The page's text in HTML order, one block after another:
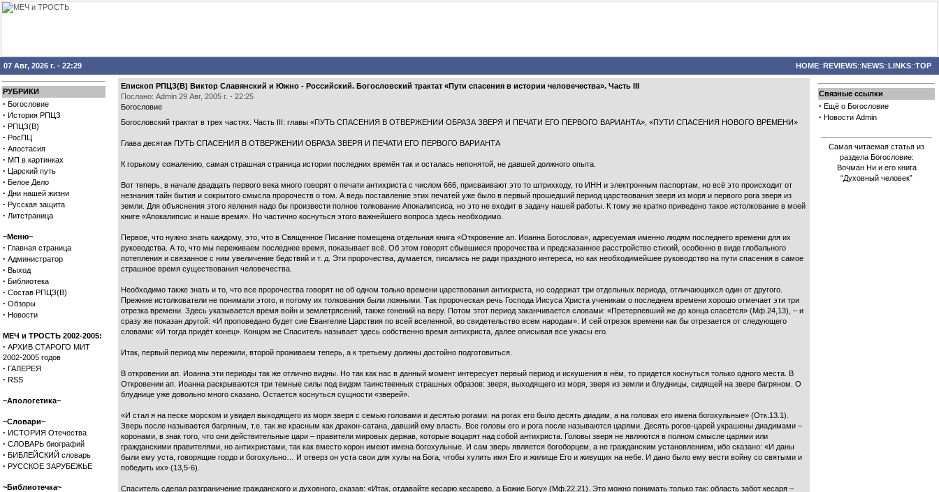
07 Авг, 2026 г. - 22:29 HOME::REVIEWS::NEWS::LINKS::TOP
РУБРИКИ
· Богословие
· История РПЦЗ
· РПЦЗ(В)
· РосПЦ
· Апостасия
· МП в картинках
· Царский путь
· Белое Дело
· Дни нашей жизни
· Русская защита
· Литстраница
~Меню~
· Главная страница
· Администратор
· Выход
· Библиотека
· Состав РПЦЗ(В)
· Обзоры
· Новости
МЕЧ и ТРОСТЬ 2002-2005:
· АРХИВ СТАРОГО МИТ
2002-2005 годов
· ГАЛЕРЕЯ
· RSS
~Апологетика~
~Словари~
· ИСТОРИЯ Отечества
· СЛОВАРЬ биографий
· БИБЛЕЙСКИЙ словарь
· РУССКОЕ ЗАРУБЕЖЬЕ
~Библиотечка~
Епископ РПЦЗ(В) Виктор Славянский и Южно - Российский. Богословский трактат «Пути спасения в истории человечества». Часть III
Послано: Admin 29 Авг, 2005 г. - 22:25
Богословие
Богословский трактат в трех частях. Часть III: главы «ПУТЬ СПАСЕНИЯ В ОТВЕРЖЕНИИ ОБРАЗА ЗВЕРЯ И ПЕЧАТИ ЕГО ПЕРВОГО ВАРИАНТА», «ПУТИ СПАСЕНИЯ НОВОГО ВРЕМЕНИ»
Глава десятая ПУТЬ СПАСЕНИЯ В ОТВЕРЖЕНИИ ОБРАЗА ЗВЕРЯ И ПЕЧАТИ ЕГО ПЕРВОГО ВАРИАНТА
К горькому сожалению, самая страшная страница истории последних времён так и осталась непонятой, не давшей должного опыта.
Вот теперь, в начале двадцать первого века много говорят о печати антихриста с числом 666, присваивают это то штрихкоду, то ИНН и электронным паспортам, но всё это происходит от
незнания тайн бытия и сокрытого смысла пророчеств о том. А ведь поставление этих печатей уже было в первый прошедший период царствования зверя из моря и первого рога зверя из
земли. Для объяснения этого явления надо бы произвести полное толкование Апокалипсиса, но это не входит в задачу нашей работы. К тому же кратко приведено такое истолкование в моей
книге «Апокалипсис и наше время». Но частично коснуться этого важнейшего вопроса здесь необходимо.
Первое, что нужно знать каждому, это, что в Священное Писание помещена отдельная книга «Откровение ап. Иоанна Богослова», адресуемая именно людям последнего времени для их
руководства. А то, что мы переживаем последнее время, показывает всё. Об этом говорят сбывшиеся пророчества и предсказанное расстройство стихий, особенно в виде глобального
потепления и связанное с ним увеличение бедствий и т. д. Эти пророчества, думается, писались не ради праздного интереса, но как необходимейшее руководство на пути спасения в самое
страшное время существования человечества.
Необходимо также знать и то, что все пророчества говорят не об одном только времени царствования антихриста, но содержат три отдельных периода, отличающихся один от другого.
Прежние истолкователи не понимали этого, и потому их толкования были ложными. Так пророческая речь Господа Иисуса Христа ученикам о последнем времени хорошо отмечает эти три
отрезка времени. Здесь указывается время войн и землетрясений, также гонений на веру. Потом этот период заканчивается словами: «Претерпевший же до конца спасётся» (Мф.24,13), – и
сразу же показан другой: «И проповедано будет сие Евангелие Царствия по всей вселенной, во свидетельство всем народам». И сей отрезок времени как бы отрезается от следующего
словами: «И тогда придёт конец». Концом же Спаситель называет здесь собственно время антихриста, далее описывая все ужасы его.
Итак, первый период мы пережили, второй проживаем теперь, а к третьему должны достойно подготовиться.
В откровении ап. Иоанна эти периоды так же отлично видны. Но так как нас в данный момент интересует первый период и искушения в нём, то придется коснуться только одного места. В
Откровении ап. Иоанна раскрываются три темные силы под видом таинственных страшных образов: зверя, выходящего из моря, зверя из земли и блудницы, сидящей на звере багряном. О
блуднице уже довольно много сказано. Остается коснуться сущности «зверей».
«И стал я на песке морском и увидел выходящего из моря зверя с семью головами и десятью рогами: на рогах его было десять диадим, а на головах его имена богохульные» (Отк.13.1).
Зверь после называется багряным, т.е. так же красным как дракон-сатана, давший ему власть. Все головы его и рога после называются царями. Десять рогов-царей украшены диадимами –
коронами, в знак того, что они действительные цари – правители мировых держав, которые воцарят над собой антихриста. Головы зверя не являются в полном смысле царями или
гражданскими правителями, но антихристами, так как вместо корон имеют имена богохульные. И сам зверь является богоборцем, а не гражданским установлением, ибо сказано: «И даны
были ему уста, говорящие гордо и богохульно… И отверз он уста свои для хулы на Бога, чтобы хулить имя Его и жилище Его и живущих на небе. И дано было ему вести войну со святыми и
победить их» (13,5-6).
Спаситель сделал разграничение гражданского и духовного, сказав: «Итак, отдавайте кесарю кесарево, а Божие Богу» (Мф.22,21). Это можно понимать только так: область забот кесаря –
Связные ссылки
· Ещё о Богословие
· Новости Admin
Самая читаемая статья из
раздела Богословие:
Вочман Ни и его книга
“Духовный человек”